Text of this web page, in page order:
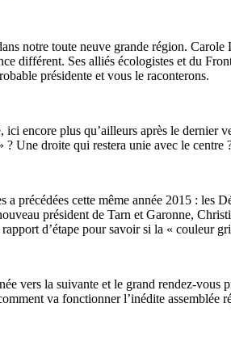
notre toute neuve grande région.
différent. Ses alliés écologistes et du
présidente et vous le raconterons.
encore plus qu’ailleurs après le
Une droite qui restera unie avec le
précédées cette même année 2015 :
président de Tarn et Garonne,
d’étape pour savoir si la « couleur
vers la suivante et le grand rendez-
va fonctionner l’inédite